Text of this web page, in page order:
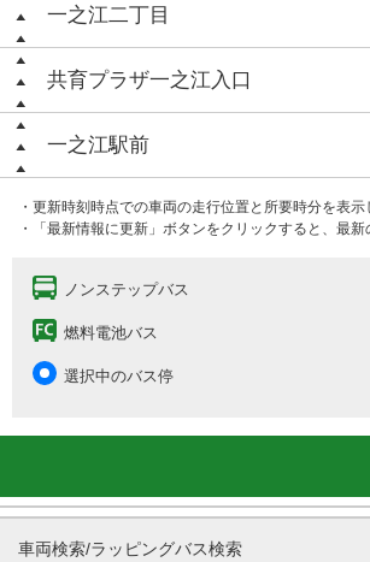
一之江二丁目
共育プラザ一之江入口
一之江駅前
・更新時刻時点での車両の走行位置と所要時分を表示
・「最新情報に更新」ボタンをクリックすると、最
ノンステップバス
燃料電池バス
選択中のバス停
車両検索/ラッピングバス検索